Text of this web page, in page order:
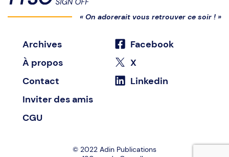
« On adorerait vous retrouver ce soir ! »
Archives
À propos
Contact
Inviter des amis
CGU
Facebook
X
Linkedin
© 2022 Adin Publications